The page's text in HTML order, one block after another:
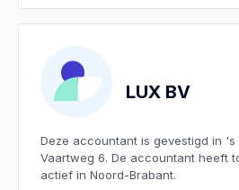
LUX BV
Deze accountant is gevestigd in 's
Vaartweg 6. De accountant heeft
actief in Noord-Brabant.